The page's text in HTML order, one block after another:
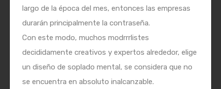
largo de la época del mes, entonces las empresas
durarán principalmente la contraseña.
Con este modo, muchos modrrrlistes
decididamente creativos y expertos alrededor, elige
un diseño de soplado mental, se considera que no
se encuentra en absoluto inalcanzable.